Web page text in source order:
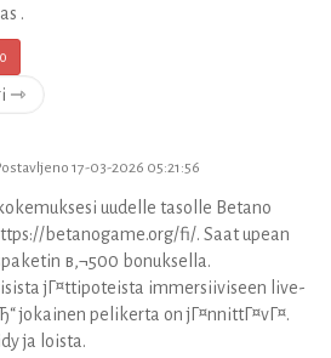
.
0
⇾
17-03-2026 05:21:56
uudelle tasolle Betano
betanogame.org/fi/. Saat upean
в‚¬500 bonuksella.
jГ¤ttipoteista immersiiviseen live-
jokainen pelikerta on jГ¤nnittГ¤vГ¤.
ja loista.